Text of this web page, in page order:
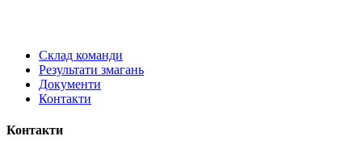
Склад команди
Результати змагань
Документи
Контакти
Контакти